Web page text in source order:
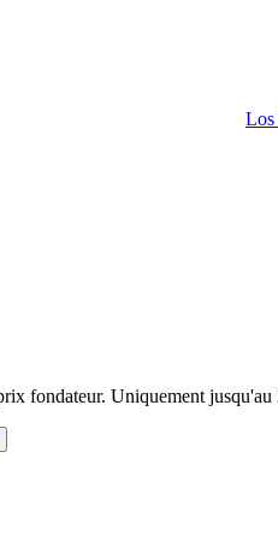
Los
fondateur. Uniquement jusqu'au